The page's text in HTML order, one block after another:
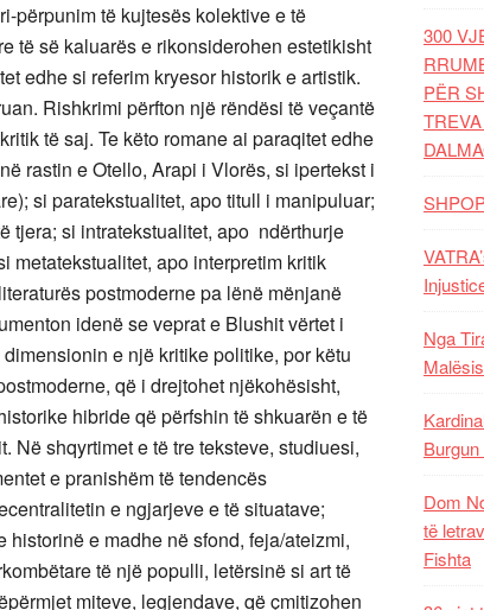
përpunim të kujtesës kolektive e të
të së kaluarës e rikonsiderohen estetikisht
edhe si referim kryesor historik e artistik.
Rishkrimi përfton një rëndësi të veçantë
të saj. Te këto romane ai paraqitet edhe
rastin e Otello, Arapi i Vlorës, si ipertekst i
si paratekstualitet, apo titull i manipuluar;
tjera; si intratekstualitet, apo ndërthurje
metatekstualitet, apo interpretim kritik
postmoderne pa lënë mënjanë
idenë se veprat e Blushit vërtet i
e një kritike politike, por këtu
që i drejtohet njëkohësisht,
hibride që përfshin të shkuarën e të
Në shqyrtimet e të tre teksteve, studiuesi,
e pranishëm të tendencës
e ngjarjeve e të situatave;
e madhe në sfond, feja/ateizmi,
të një populli, letërsinë si art të
miteve, legjendave, që çmitizohen
300
PËR
Nga
Dom
të
Fishta